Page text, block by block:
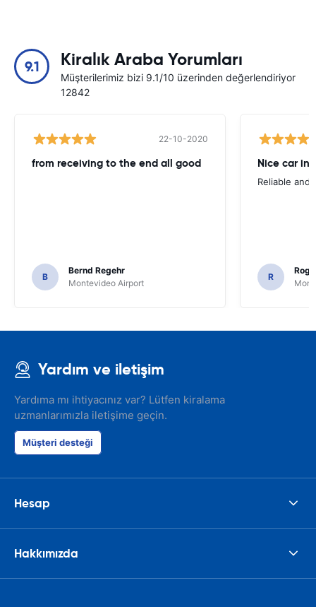
9.1 Kiralık Araba Yorumları
Müşterilerimiz bizi 9.1/10 üzerinden değerlendiriyor
12842
22-10-2020
from receiving to the end all good
B
Bernd Regehr
Montevideo Airport
Nice car in
Reliable
R
Yardım ve iletişim
Yardıma mı ihtiyacınız var? Lütfen kiralama
uzmanlarımızla iletişime geçin.
Müşteri desteği
Hesap
Hakkımızda